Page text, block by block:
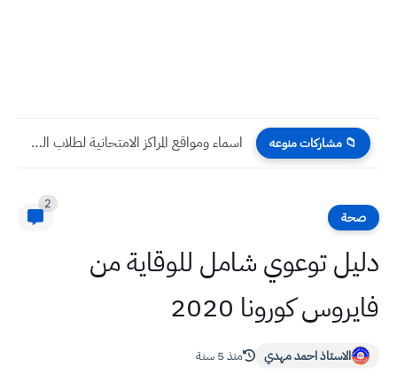
📁 مشاركات منوعه اسماء ومواقع المراكز الامتحانية لطلاب السادس العلمي والادبي محافظة بغداد...
صحة
2
دليل توعوي شامل للوقاية من
فايروس كورونا 2020
الاستاذ احمد مهدي منذ 5 سنة